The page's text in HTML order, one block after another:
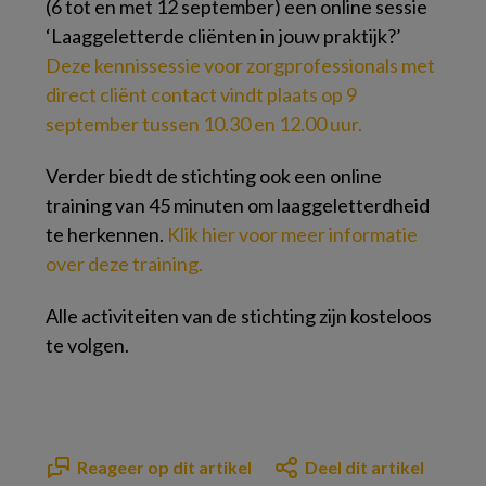
(6 tot en met 12 september) een online sessie
‘Laaggeletterde cliënten in jouw praktijk?’
Deze kennissessie voor zorgprofessionals met
direct cliënt contact vindt plaats op 9
september tussen 10.30 en 12.00 uur.
Verder biedt de stichting ook een online
training van 45 minuten om laaggeletterdheid
te herkennen. Klik hier voor meer informatie
over deze training.
Alle activiteiten van de stichting zijn kosteloos
te volgen.
Reageer op dit artikel Deel dit artikel